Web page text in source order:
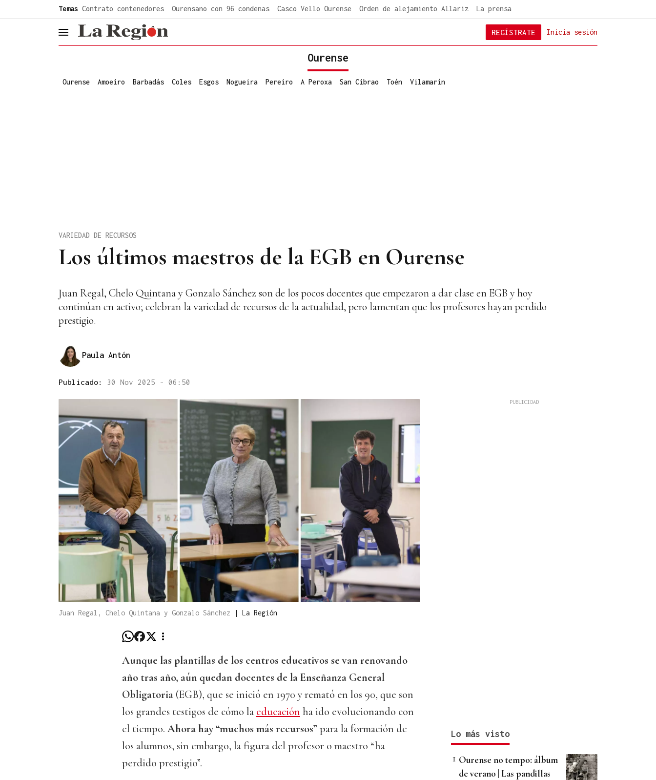
Temas Contrato contenedores Ourensano con 96 condenas Casco Vello Ourense Orden de alejamiento Allariz La prensa
header.menu.open Inicia sesión
REGÍSTRATE
Ourense
Ourense Amoeiro Barbadás Coles Esgos Nogueira Pereiro A Peroxa San Cibrao Toén Vilamarín
Los últimos maestros de la EGB en Ourense
VARIEDAD DE RECURSOS
Juan Regal, Chelo Quintana y Gonzalo Sánchez son de los pocos docentes que empezaron a dar clase en EGB y hoy
continúan en activo; celebran la variedad de recursos de la actualidad, pero lamentan que los profesores hayan perdido
prestigio.
Paula Antón
Publicado: 30 Nov 2025 - 06:50
Juan Regal, Chelo Quintana y Gonzalo Sánchez | La Región
Aunque las plantillas de los centros educativos se van renovando
año tras año, aún quedan docentes de la Enseñanza General
Obligatoria (EGB), que se inició en 1970 y remató en los 90, que son
los grandes testigos de cómo la educación ha ido evolucionando con
el tiempo. Ahora hay “muchos más recursos” para la formación de
los alumnos, sin embargo, la figura del profesor o maestro “ha
perdido prestigio”.
Lo más visto
Ourense no tempo: álbum
de verano | Las pandillas